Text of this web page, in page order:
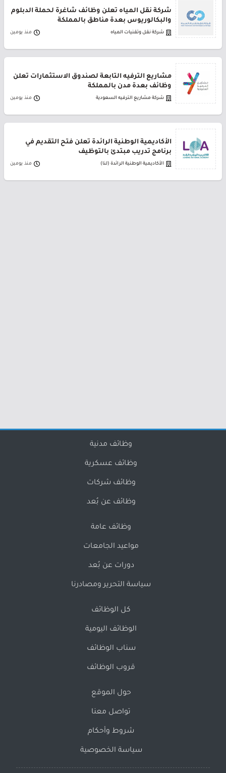
شركة نقل المياه تعلن وظائف شاغرة لحملة الدبلوم
والبكالوريوس بعدة مناطق بالمملكة
شركة نقل وتقنيات المياه منذ يومين
مشاريع الترفيه التابعة لصندوق الاستثمارات تعلن
وظائف بعدة مدن بالمملكة
شركة مشاريع الترفيه السعودية منذ يومين
الأكاديمية الوطنية الرائدة تعلن فتح التقديم في
برنامج تدريب مبتدئ بالتوظيف
الأكاديمية الوطنية الرائدة (لنا) منذ يومين
وظائف مدنية
وظائف عسكرية
وظائف شركات
وظائف عن بُعد
وظائف عامة
مواعيد الجامعات
دورات عن بُعد
سياسة التحرير ومصادرنا
كل الوظائف
الوظائف اليومية
سناب الوظائف
قروب الوظائف
حول الموقع
تواصل معنا
شروط وأحكام
سياسة الخصوصية